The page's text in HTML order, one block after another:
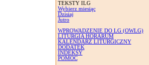
TEKSTY ILG
Wybierz miesiąc
Dzisiaj
Jutro
WPROWADZENIE DO LG (OWLG)
LITURGIA HORARUM
KALENDARZ LITURGICZNY
DODATEK
INDEKSY
POMOC